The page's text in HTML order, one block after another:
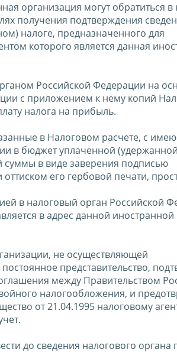
организация могут обратиться в
получения подтверждения
налоге, предназначенного для
которого является данная
Российской Федерации на
с приложением к нему копий
налога на прибыль.
в Налоговом расчете, с
в бюджет уплаченной
суммы в виде заверения подписью
оттиском его гербовой печати,
в налоговый орган Российской
в адрес данной иностранной
не осуществляющей
представительство,
между Правительством
налогообложения, и
от 21.04.1995 налоговому
до сведения налогового органа